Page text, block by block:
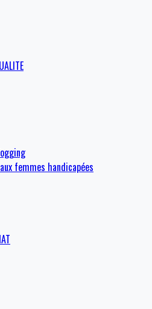
femmes handicapées